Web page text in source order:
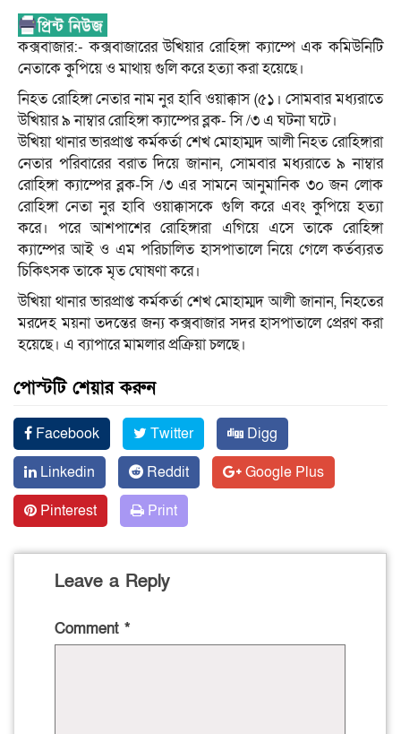
কক্সবাজার:- কক্সবাজারের উখিয়ার রোহিঙ্গা ক্যাম্পে এক কমিউনিটি
নেতাকে কুপিয়ে ও মাথায় গুলি করে হত্যা করা হয়েছে।
নিহত রোহিঙ্গা নেতার নাম নুর হাবি ওয়াক্কাস (৫১। সোমবার মধ্যরাতে
উখিয়ার ৯ নাম্বার রোহিঙ্গা ক্যাম্পের ব্লক- সি /৩ এ ঘটনা ঘটে।
উখিয়া থানার ভারপ্রাপ্ত কর্মকর্তা শেখ মোহাম্মদ আলী নিহত রোহিঙ্গারা
নেতার পরিবারের বরাত দিয়ে জানান, সোমবার মধ্যরাতে ৯ নাম্বার
রোহিঙ্গা ক্যাম্পের ব্লক-সি /৩ এর সামনে আনুমানিক ৩০ জন লোক
রোহিঙ্গা নেতা নুর হাবি ওয়াক্কাসকে গুলি করে এবং কুপিয়ে হত্যা
করে। পরে আশপাশের রোহিঙ্গারা এগিয়ে এসে তাকে রোহিঙ্গা
ক্যাম্পের আই ও এম পরিচালিত হাসপাতালে নিয়ে গেলে কর্তব্যরত
চিকিৎসক তাকে মৃত ঘোষণা করে।
উখিয়া থানার ভারপ্রাপ্ত কর্মকর্তা শেখ মোহাম্মদ আলী জানান, নিহতের
মরদেহ ময়না তদন্তের জন্য কক্সবাজার সদর হাসপাতালে প্রেরণ করা
হয়েছে। এ ব্যাপারে মামলার প্রক্রিয়া চলছে।
পোস্টটি শেয়ার করুন
Facebook Twitter
Digg
Linkedin
Reddit
Google Plus
Pinterest
Print
Leave a Reply
Comment *